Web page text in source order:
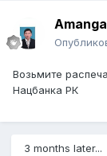
Возьмите
Нацбанка РК
3 months later...